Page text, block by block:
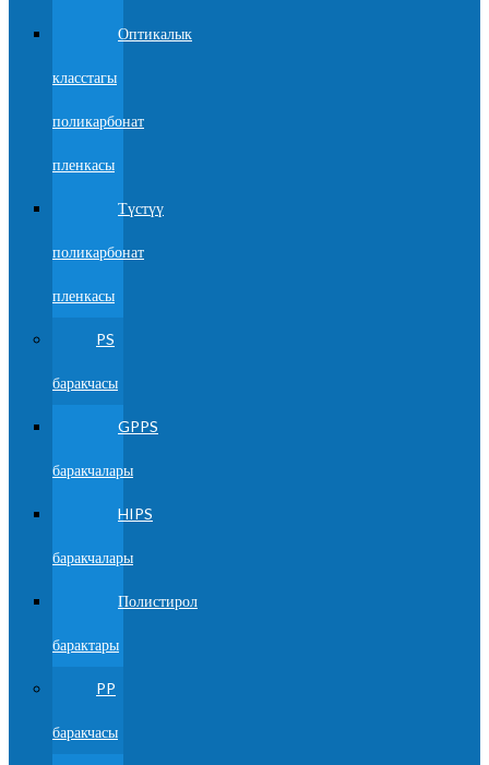
Оптикалык
класстагы
поликарбонат
пленкасы
Түстүү
поликарбонат
пленкасы
PS
баракчасы
GPPS
баракчалары
HIPS
баракчалары
Полистирол
барактары
PP
баракчасы